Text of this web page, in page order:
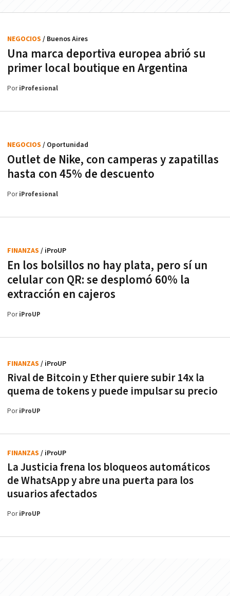
Una marca deportiva europea abrió su
primer local boutique en Argentina
NEGOCIOS / Buenos Aires
PoriProfesional
Outlet de Nike, con camperas y zapatillas
hasta con 45% de descuento
NEGOCIOS / Oportunidad
PoriProfesional
En los bolsillos no hay plata, pero sí un
celular con QR: se desplomó 60% la
extracción en cajeros
FINANZAS / iProUP
PoriProUP
Rival de Bitcoin y Ether quiere subir 14x la
quema de tokens y puede impulsar su precio
FINANZAS / iProUP
PoriProUP
La Justicia frena los bloqueos automáticos
de WhatsApp y abre una puerta para los
usuarios afectados
FINANZAS / iProUP
PoriProUP